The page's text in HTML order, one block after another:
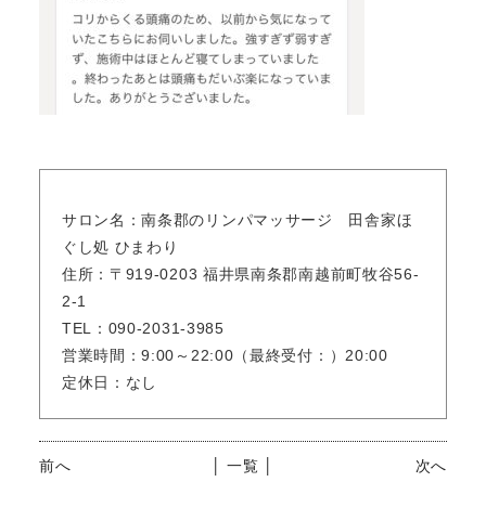
サロン名：南条郡のリンパマッサージ 田舎家ほ
ぐし処 ひまわり
住所：〒919-0203 福井県南条郡南越前町牧谷56-
2-1
TEL：090-2031-3985
営業時間：9:00～22:00（最終受付：）20:00
定休日：なし
前へ 次へ
│ 一覧 │